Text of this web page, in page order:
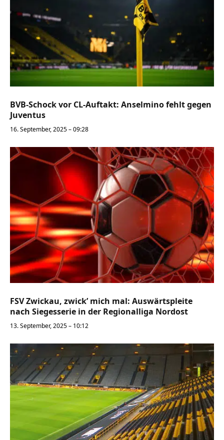
BVB-Schock vor CL-Auftakt: Anselmino fehlt gegen
Juventus
16. September, 2025 – 09:28
FSV Zwickau, zwick’ mich mal: Auswärtspleite
nach Siegesserie in der Regionalliga Nordost
13. September, 2025 – 10:12